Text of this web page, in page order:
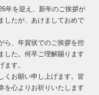
年を迎え、新年のご挨拶が
したが、あけましておめで
ら、年賀状でのご挨拶を控
した。何卒ご理解賜ります
ます。
くお願い申し上げます。皆
を心よりお祈りいたします